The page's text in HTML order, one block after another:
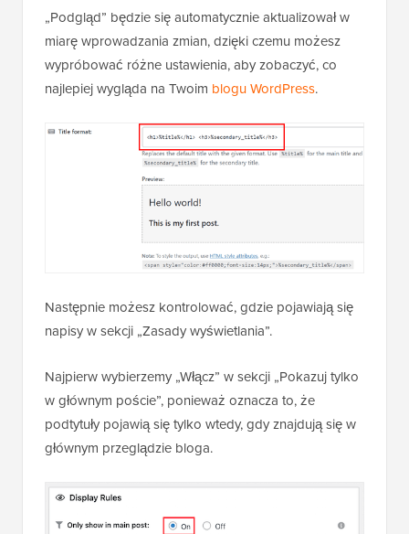
„Podgląd” będzie się automatycznie aktualizował w
miarę wprowadzania zmian, dzięki czemu możesz
wypróbować różne ustawienia, aby zobaczyć, co
najlepiej wygląda na Twoim blogu WordPress.
Następnie możesz kontrolować, gdzie pojawiają się
napisy w sekcji „Zasady wyświetlania”.
Najpierw wybierzemy „Włącz” w sekcji „Pokazuj tylko
w głównym poście”, ponieważ oznacza to, że
podtytuły pojawią się tylko wtedy, gdy znajdują się w
głównym przeglądzie bloga.